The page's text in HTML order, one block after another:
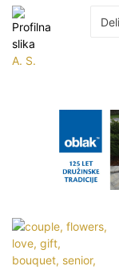
A. S.